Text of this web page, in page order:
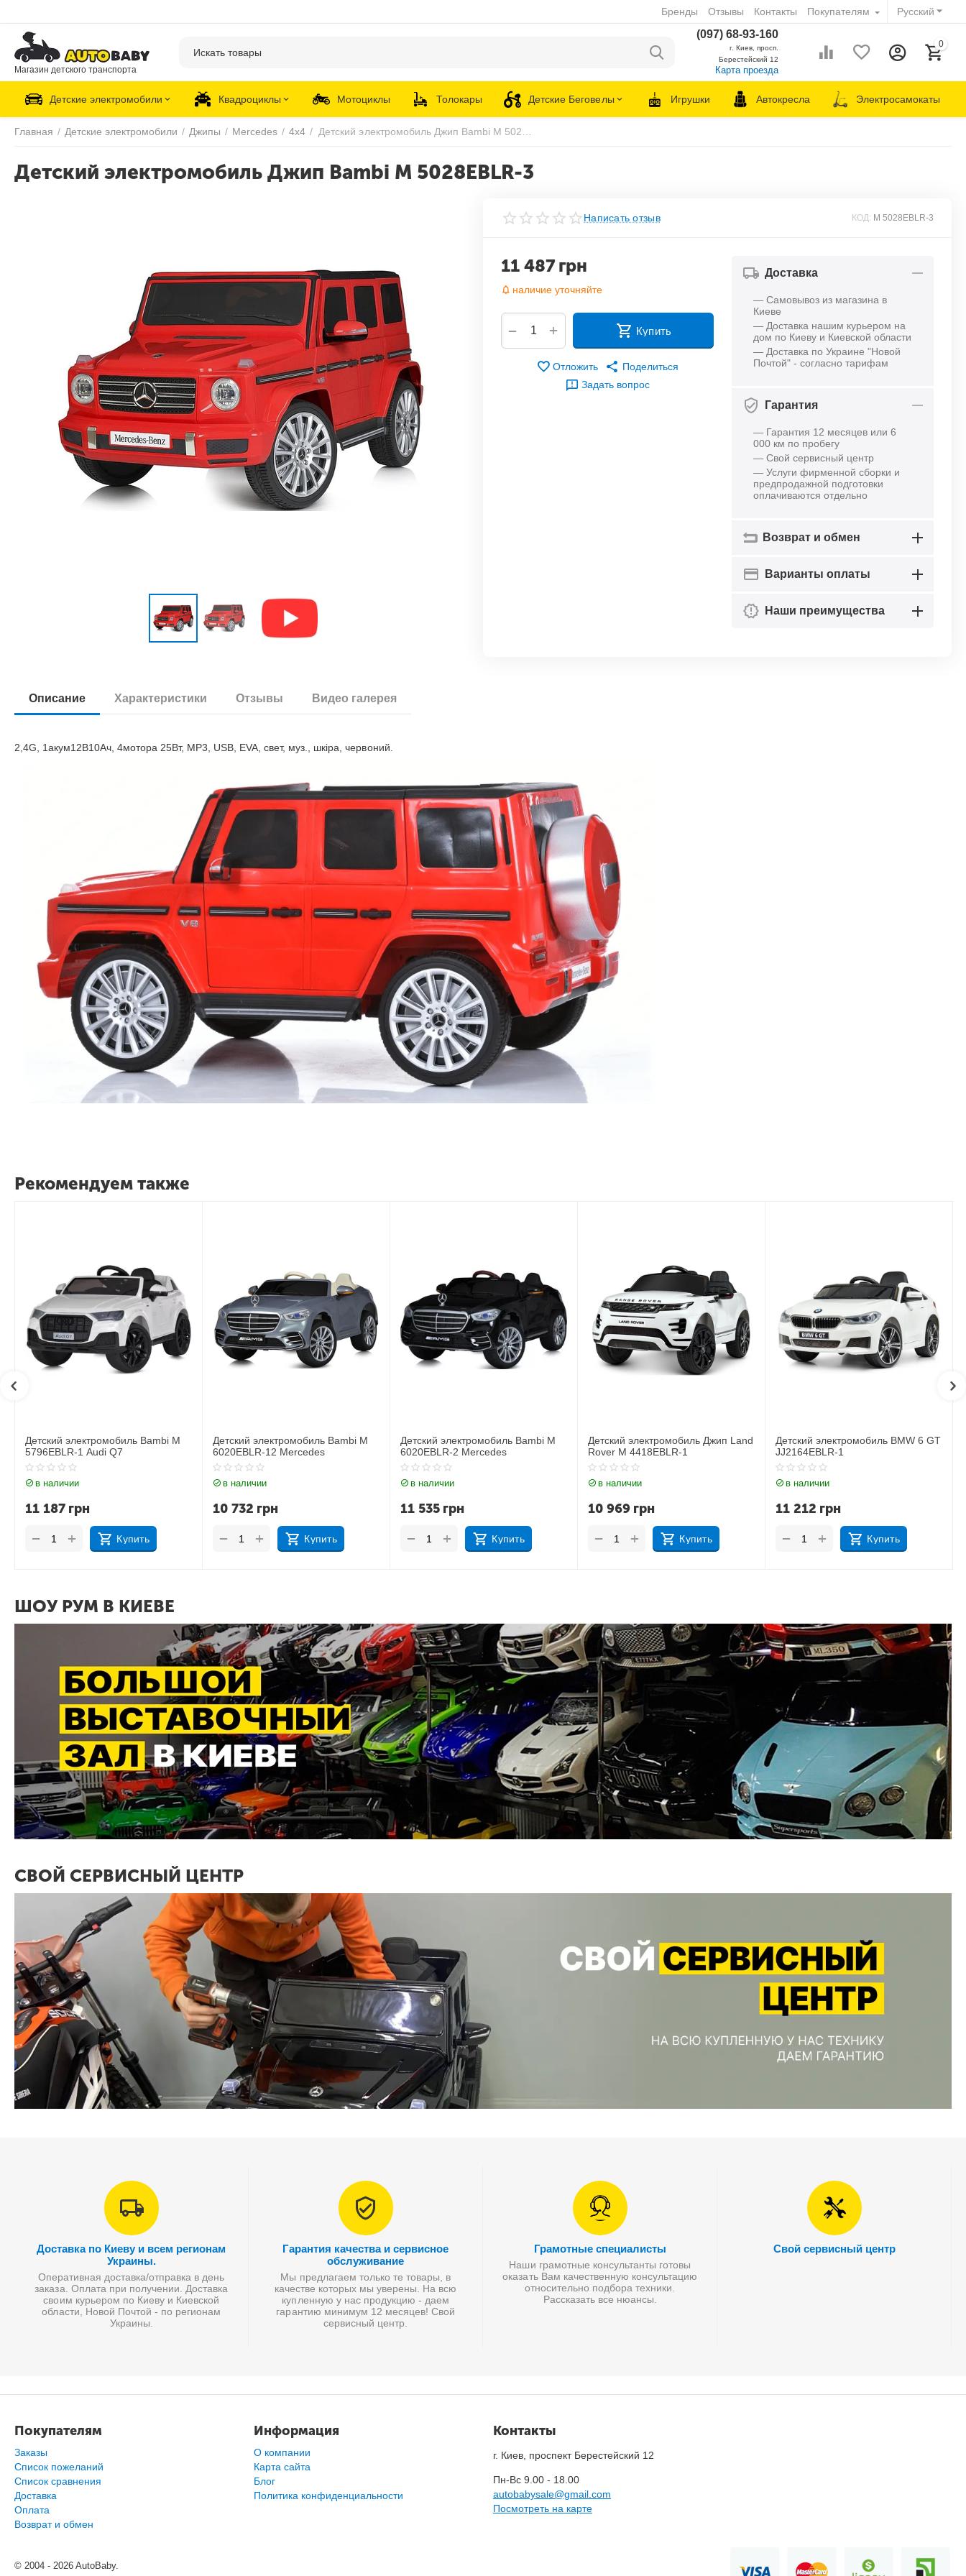
Русский
Бренды Отзывы Контакты Покупателям
Магазин детского транспорта
(097) 68-93-160
г. Киев, просп.
Берестейский 12
Карта проезда
0
Детские электромобили Квадроциклы Мотоциклы Толокары Детские Беговелы Игрушки Автокресла Электросамокаты
Главная / Детские электромобили / Джипы / Mercedes / 4х4 /
Детский электромобиль Джип Bambi M 5028EBLR-3
Написать отзыв КОД: M 5028EBLR-3
11 487 грн
наличие уточняйте
+
− Купить
Отложить
Поделиться
Задать вопрос
Доставка
— Самовывоз из магазина в
Киеве
— Доставка нашим курьером на
дом по Киеву и Киевской области
— Доставка по Украине "Новой
Почтой" - согласно тарифам
Гарантия
— Гарантия 12 месяцев или 6
000 км по пробегу
— Свой сервисный центр
— Услуги фирменной сборки и
предпродажной подготовки
оплачиваются отдельно
Возврат и обмен
Варианты оплаты
Наши преимущества
Описание Характеристики Отзывы Видео галерея
2,4G, 1акум12В10Ач, 4мотора 25Вт, MP3, USB, EVA, свет, муз., шкіра, червоний.
Рекомендуем также
Детский электромобиль Bambi M
6020EBLR-12 Mercedes
в наличии
10 732 грн
Купить
+
−
Детский электромобиль Bambi M
6020EBLR-2 Mercedes
в наличии
11 535 грн
Купить
+
−
Детский электромобиль Джип Land
Rover M 4418EBLR-1
в наличии
10 969 грн
Купить
+
−
Детский электромобиль BMW 6 GT
JJ2164EBLR-1
в наличии
11 212 грн
Купить
+
−
Детский электромобиль Джип
BMW X6M JJ2199EBLR-1
в наличии
17 183 грн
Купить
+
−
ШОУ РУМ В КИЕВЕ
СВОЙ СЕРВИСНЫЙ ЦЕНТР
Доставка по Киеву и всем регионам
Украины.
Оперативная доставка/отправка в день
заказа. Оплата при получении. Доставка
своим курьером по Киеву и Киевской
области, Новой Почтой - по регионам
Украины.
Гарантия качества и сервисное
обслуживание
Мы предлагаем только те товары, в
качестве которых мы уверены. На всю
купленную у нас продукцию - даем
гарантию минимум 12 месяцев! Свой
сервисный центр.
Грамотные специалисты
Наши грамотные консультанты готовы
оказать Вам качественную консультацию
относительно подбора техники.
Рассказать все нюансы.
Свой сервисный центр
Покупателям
Заказы
Список пожеланий
Cписок сравнения
Доставка
Оплата
Возврат и обмен
Информация
О компании
Карта сайта
Блог
Политика конфиденциальности
Контакты
г. Киев, проспект Берестейский 12
Пн-Вс 9.00 - 18.00
autobabysale@gmail.com
Посмотреть на карте
© 2004 - 2026 AutoBaby.